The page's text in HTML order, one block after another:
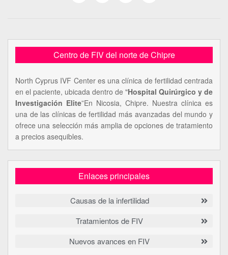
Centro de FIV del norte de Chipre
North Cyprus IVF Center es una clínica de fertilidad centrada
en el paciente, ubicada dentro de "Hospital Quirúrgico y de
Investigación Elite”En Nicosia, Chipre. Nuestra clínica es
una de las clínicas de fertilidad más avanzadas del mundo y
ofrece una selección más amplia de opciones de tratamiento
a precios asequibles.
Enlaces principales
Causas de la infertilidad
Tratamientos de FIV
Nuevos avances en FIV